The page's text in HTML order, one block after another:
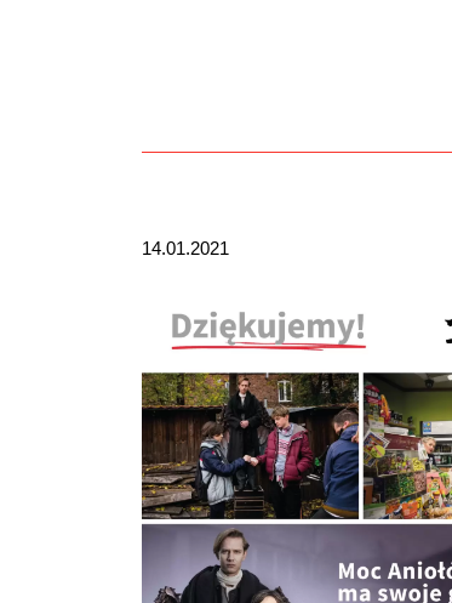
14.01.2021